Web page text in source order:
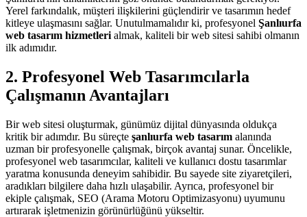
Yerel farkındalık, müşteri ilişkilerini güçlendirir ve tasarımın hedef
kitleye ulaşmasını sağlar. Unutulmamalıdır ki, profesyonel Şanlıurfa
web tasarım hizmetleri almak, kaliteli bir web sitesi sahibi olmanın
ilk adımıdır.
2. Profesyonel Web Tasarımcılarla
Çalışmanın Avantajları
Bir web sitesi oluşturmak, günümüz dijital dünyasında oldukça
kritik bir adımdır. Bu süreçte şanlıurfa web tasarım alanında
uzman bir profesyonelle çalışmak, birçok avantaj sunar. Öncelikle,
profesyonel web tasarımcılar, kaliteli ve kullanıcı dostu tasarımlar
yaratma konusunda deneyim sahibidir. Bu sayede site ziyaretçileri,
aradıkları bilgilere daha hızlı ulaşabilir. Ayrıca, profesyonel bir
ekiple çalışmak, SEO (Arama Motoru Optimizasyonu) uyumunu
artırarak işletmenizin görünürlüğünü yükseltir.